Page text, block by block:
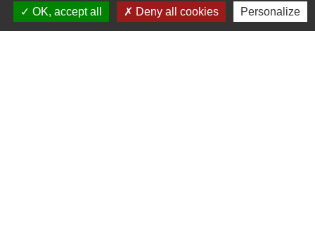
OK, accept all
Deny all cookies Personalize